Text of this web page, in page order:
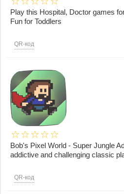
Play this Hospital, Doctor games
Fun for Toddlers
QR-код
Bob's Pixel World - Super Jungle
addictive and challenging classic
QR-код